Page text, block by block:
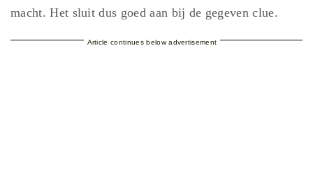
macht. Het sluit dus goed aan bij de gegeven clue.
Article continues below advertisement